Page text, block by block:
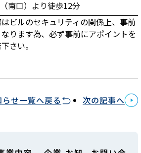
南口）より徒歩12分
ビルのセキュリティの関係上、事前
ります為、必ず事前にアポイントを
さい。
らせ一覧へ戻る 次の記事へ